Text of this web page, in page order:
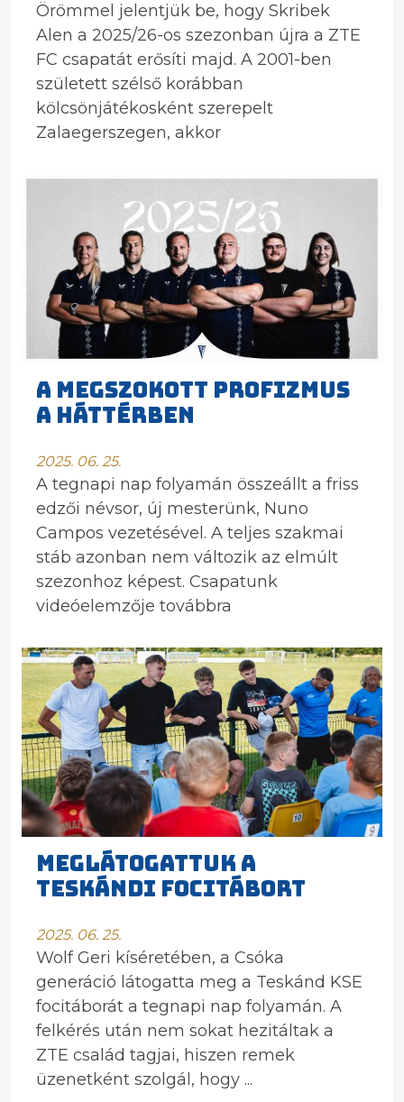
Örömmel jelentjük be, hogy Skribek
Alen a 2025/26-os szezonban újra a ZTE
FC csapatát erősíti majd. A 2001-ben
született szélső korábban
kölcsönjátékosként szerepelt
Zalaegerszegen, akkor
A MEGSZOKOTT PROFIZMUS
A HÁTTÉRBEN
2025. 06. 25.
A tegnapi nap folyamán összeállt a friss
edzői névsor, új mesterünk, Nuno
Campos vezetésével. A teljes szakmai
stáb azonban nem változik az elmúlt
szezonhoz képest. Csapatunk
videóelemzője továbbra
MEGLÁTOGATTUK A
TESKÁNDI FOCITÁBORT
2025. 06. 25.
Wolf Geri kíséretében, a Csóka
generáció látogatta meg a Teskánd KSE
focitáborát a tegnapi nap folyamán. A
felkérés után nem sokat hezitáltak a
ZTE család tagjai, hiszen remek
üzenetként szolgál, hogy ...